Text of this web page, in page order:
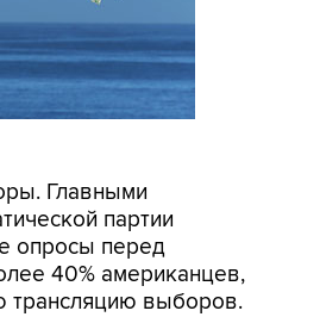
Главными
партии
опросы перед
40% американцев,
трансляцию выборов.